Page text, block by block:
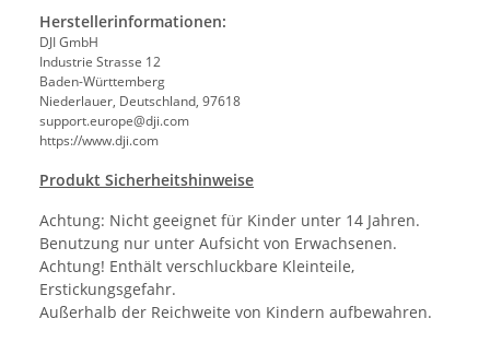
Herstellerinformationen:
DJI GmbH
Industrie Strasse 12
Baden-Württemberg
Niederlauer, Deutschland, 97618
support.europe@dji.com
https://www.dji.com
Produkt Sicherheitshinweise
Achtung: Nicht geeignet für Kinder unter 14 Jahren.
Benutzung nur unter Aufsicht von Erwachsenen.
Achtung! Enthält verschluckbare Kleinteile,
Erstickungsgefahr.
Außerhalb der Reichweite von Kindern aufbewahren.